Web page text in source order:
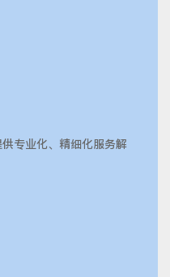
专业化、精细化服务解